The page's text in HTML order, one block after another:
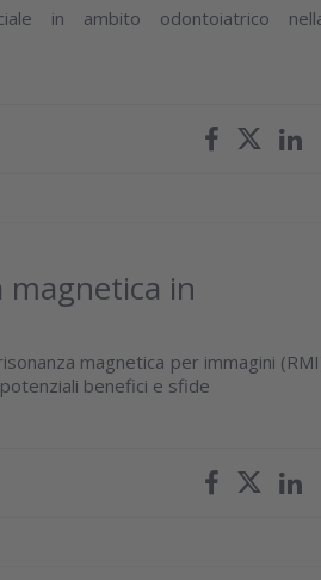
in ambito odontoiatrico
magnetica in
magnetica per immagini
benefici e sfide